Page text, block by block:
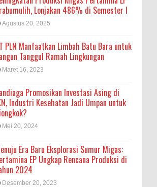
Lonjakan 486% di Semester I
Agustus 20, 2025
PLN Manfaatkan Limbah Batu Bara untuk
Tanggul Ramah Lingkungan
Maret 16, 2023
Promosikan Investasi Asing di
Industri Kesehatan Jadi Umpan untuk
Mei 20, 2024
Era Baru Eksplorasi Sumur Migas:
EP Ungkap Rencana Produksi di
2024
Desember 20, 2023